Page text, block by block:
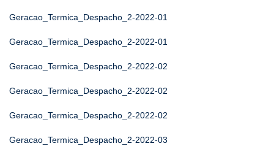
Geracao_Termica_Despacho_2-2022-01
Geracao_Termica_Despacho_2-2022-01
Geracao_Termica_Despacho_2-2022-02
Geracao_Termica_Despacho_2-2022-02
Geracao_Termica_Despacho_2-2022-02
Geracao_Termica_Despacho_2-2022-03